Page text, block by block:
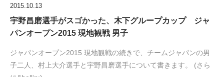
2015.10.13
宇野昌磨選手がスゴかった、木下グループカップ ジャ
パンオープン2015 現地観戦 男子
ジャパンオープン2015 現地観戦の続きで、チームジャパンの男
子二人、村上大介選手と宇野昌磨選手について書きます。 (さら